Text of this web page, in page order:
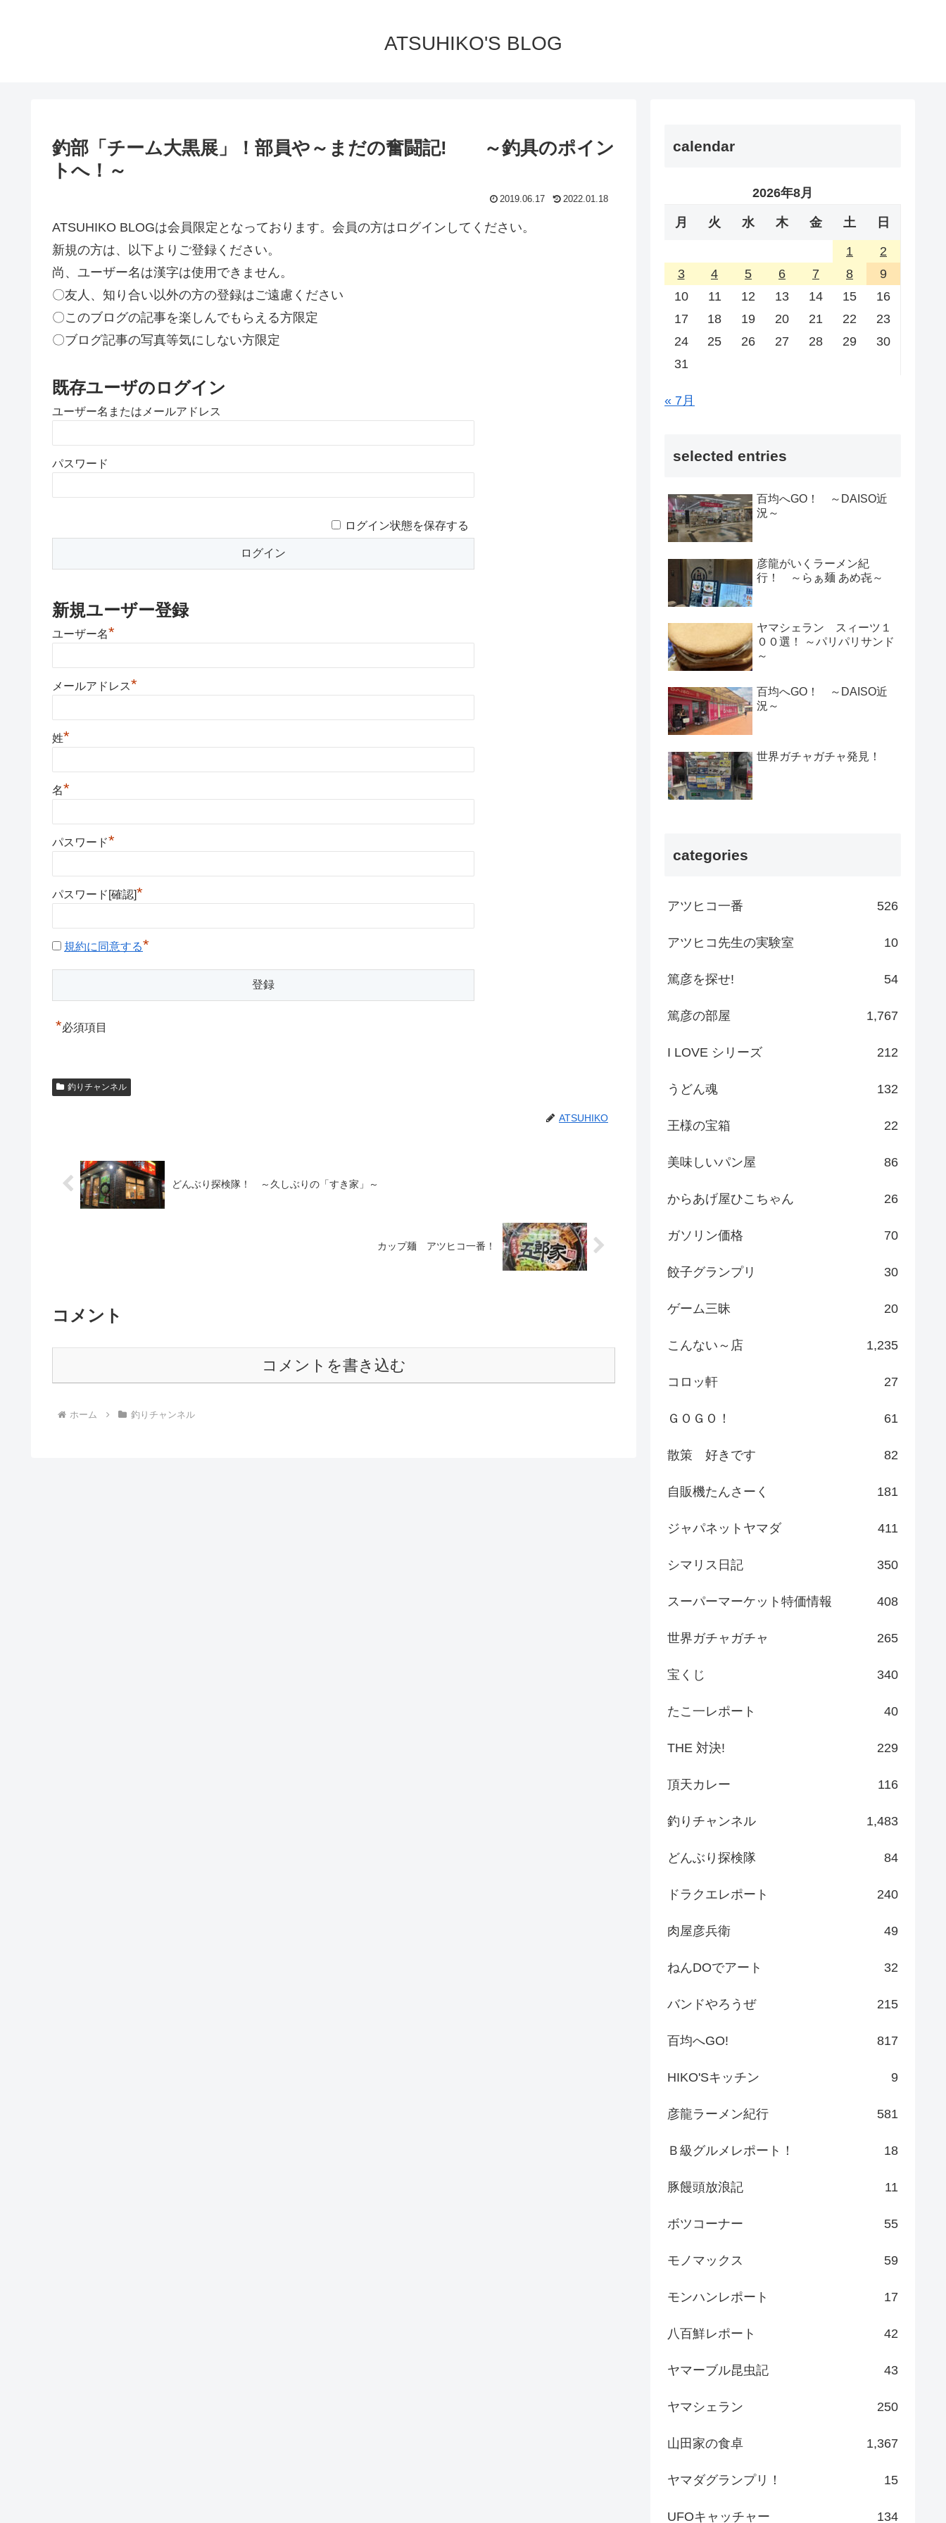
ATSUHIKO'S BLOG
釣部「チーム大黒展」！部員や～まだの奮闘記! ～釣具のポイン
トへ！～
2019.06.17 2022.01.18
ATSUHIKO BLOGは会員限定となっております。会員の方はログインしてください。
新規の方は、以下よりご登録ください。
尚、ユーザー名は漢字は使用できません。
〇友人、知り合い以外の方の登録はご遠慮ください
〇このブログの記事を楽しんでもらえる方限定
〇ブログ記事の写真等気にしない方限定
既存ユーザのログイン
ユーザー名またはメールアドレス
パスワード
ログイン状態を保存する
新規ユーザー登録
ユーザー名*
メールアドレス*
姓*
名*
パスワード*
パスワード[確認]*
規約に同意する*
*必須項目
釣りチャンネル
ATSUHIKO
どんぶり探検隊！ ～久しぶりの「すき家」～
カップ麺 アツヒコ一番！
コメント
コメントを書き込む
ホーム 釣りチャンネル
calendar
2026年8月
月 火 水 木 金 土 日
1
2
3
4 5 6 7 8
9
10
11 12 13 14 15
16
17
18 19 20 21 22
23
24
25 26 27 28 29
30
31
« 7月
selected entries
百均へGO！ ～DAISO近
況～
彦龍がいくラーメン紀
行！ ～らぁ麺 あめ㐂～
ヤマシェラン スィーツ１
００選！ ～パリパリサンド
～
百均へGO！ ～DAISO近
況～
世界ガチャガチャ発見！
categories
アツヒコ一番 526
アツヒコ先生の実験室 10
篤彦を探せ! 54
篤彦の部屋 1,767
I LOVE シリーズ 212
うどん魂 132
王様の宝箱 22
美味しいパン屋 86
からあげ屋ひこちゃん 26
ガソリン価格 70
餃子グランプリ 30
ゲーム三昧 20
こんない～店 1,235
コロッ軒 27
ＧＯＧＯ！ 61
散策 好きです 82
自販機たんさーく 181
ジャパネットヤマダ 411
シマリス日記 350
スーパーマーケット特価情報 408
世界ガチャガチャ 265
宝くじ 340
たこ一レポート 40
THE 対決! 229
頂天カレー 116
釣りチャンネル 1,483
どんぶり探検隊 84
ドラクエレポート 240
肉屋彦兵衛 49
ねんDOでアート 32
バンドやろうぜ 215
百均へGO! 817
HIKO'Sキッチン 9
彦龍ラーメン紀行 581
Ｂ級グルメレポート！ 18
豚饅頭放浪記 11
ボツコーナー 55
モノマックス 59
モンハンレポート 17
八百鮮レポート 42
ヤマーブル昆虫記 43
ヤマシェラン 250
山田家の食卓 1,367
ヤマダグランプリ！ 15
UFOキャッチャー 134